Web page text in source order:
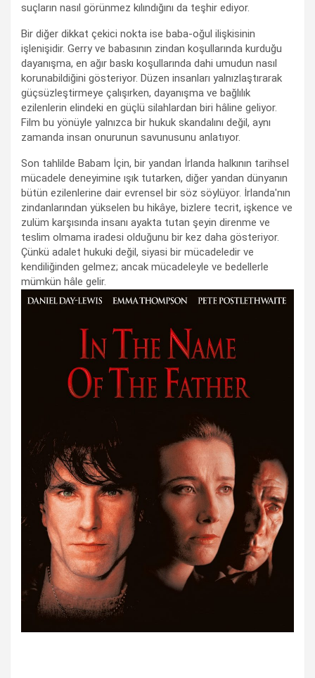
suçların nasıl görünmez kılındığını da teşhir ediyor.
Bir diğer dikkat çekici nokta ise baba-oğul ilişkisinin
işlenişidir. Gerry ve babasının zindan koşullarında kurduğu
dayanışma, en ağır baskı koşullarında dahi umudun nasıl
korunabildiğini gösteriyor. Düzen insanları yalnızlaştırarak
güçsüzleştirmeye çalışırken, dayanışma ve bağlılık
ezilenlerin elindeki en güçlü silahlardan biri hâline geliyor.
Film bu yönüyle yalnızca bir hukuk skandalını değil, aynı
zamanda insan onurunun savunusunu anlatıyor.
Son tahlilde Babam İçin, bir yandan İrlanda halkının tarihsel
mücadele deneyimine ışık tutarken, diğer yandan dünyanın
bütün ezilenlerine dair evrensel bir söz söylüyor. İrlanda'nın
zindanlarından yükselen bu hikâye, bizlere tecrit, işkence ve
zulüm karşısında insanı ayakta tutan şeyin direnme ve
teslim olmama iradesi olduğunu bir kez daha gösteriyor.
Çünkü adalet hukuki değil, siyasi bir mücadeledir ve
kendiliğinden gelmez; ancak mücadeleyle ve bedellerle
mümkün hâle gelir.